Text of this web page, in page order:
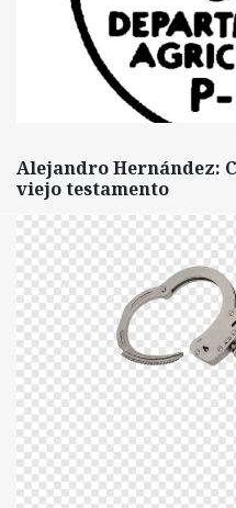
Alejandro Hernández:
viejo testamento